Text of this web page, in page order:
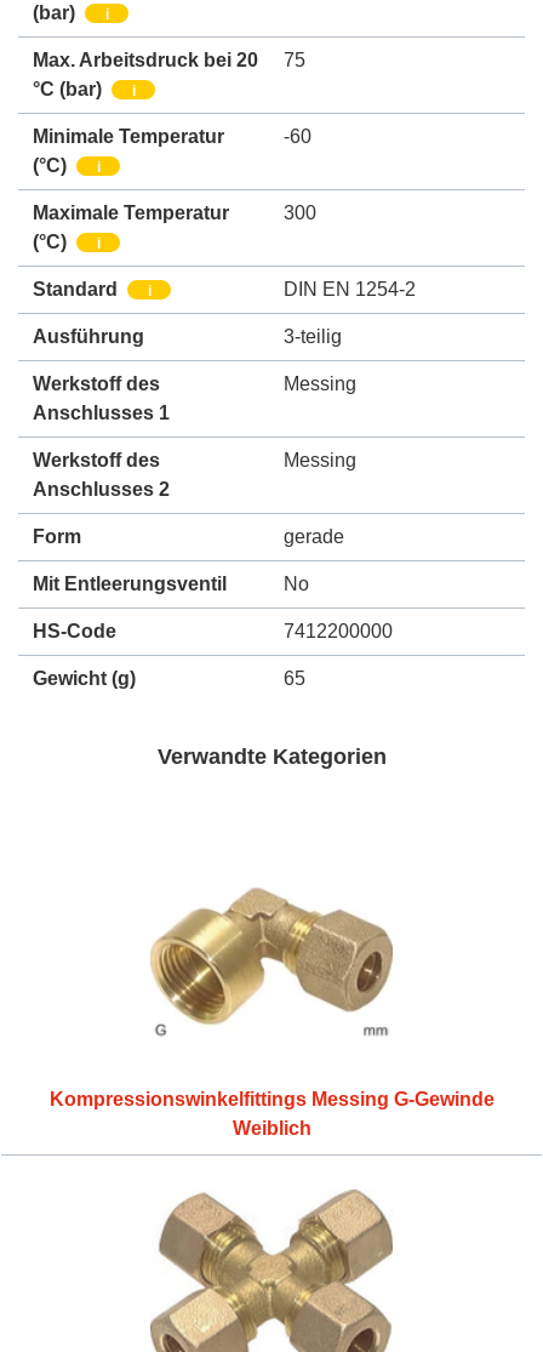
(bar) i
Max. Arbeitsdruck bei 20
°C (bar)
i
75
Minimale Temperatur
(°C)
i
-60
Maximale Temperatur
(°C)
i
300
Standard i DIN EN 1254-2
Ausführung 3-teilig
Werkstoff des
Anschlusses 1
Messing
Werkstoff des
Anschlusses 2
Messing
Form gerade
Mit Entleerungsventil No
HS-Code 7412200000
Gewicht (g) 65
Verwandte Kategorien
Kompressionswinkelfittings Messing G-Gewinde
Weiblich